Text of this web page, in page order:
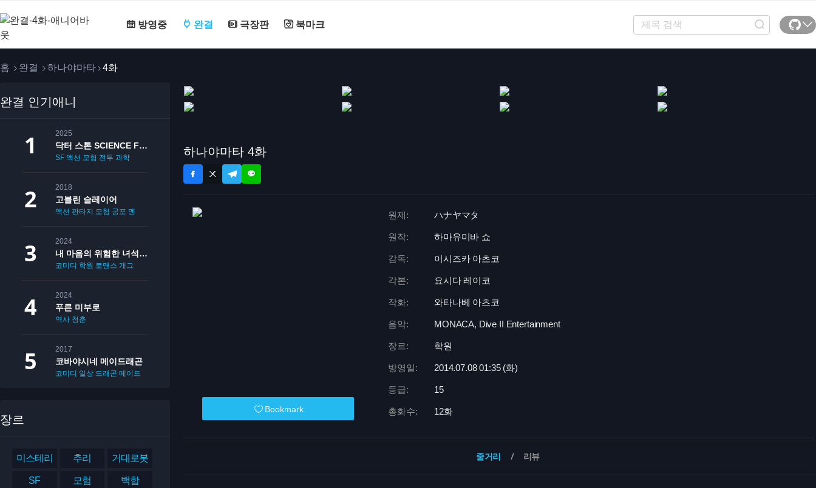
방영중 완결 극장판 북마크
홈 완결 하나야마타 4화
완결 인기애니
2025
닥터 스톤 SCIENCE FUTURE
SF 액션 모험 전투 과학
2018
고블린 슬레이어
액션 판타지 모험 공포 멘붕
2024
내 마음의 위험한 녀석 2기
코미디 학원 로맨스 개그
2024
푸른 미부로
역사 청춘
2017
코바야시네 메이드래곤
코미디 일상 드래곤 메이드
장르
미스테리 추리 거대로봇
SF 모험 백합
하나야마타 4화
Bookmark
원제: ハナヤマタ
원작: 하마유미바 쇼
감독: 이시즈카 아츠코
각본: 요시다 레이코
작화: 와타나베 아츠코
음악: MONACA, Dive II Entertainment
장르: 학원
방영일: 2014.07.08 01:35 (화)
등급: 15
총화수: 12화
줄거리 리뷰